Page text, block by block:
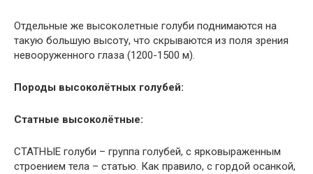
Отдельные же высоколетные голуби поднимаются на
такую большую высоту, что скрываются из поля зрения
невооруженного глаза (1200-1500 м).
Породы высоколётных голубей:
Статные высоколётные:
СТАТНЫЕ голуби – группа голубей, с ярковыраженным
строением тела – статью. Как правило, с гордой осанкой,